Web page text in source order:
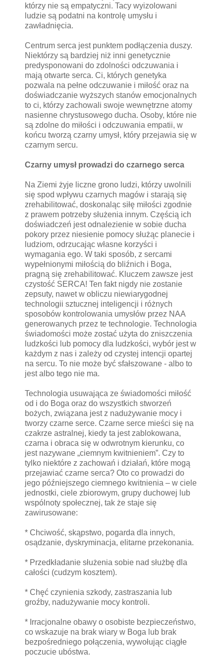
którzy nie są empatyczni. Tacy wyizolowani
ludzie są podatni na kontrolę umysłu i
zawładnięcia.
Centrum serca jest punktem podłączenia duszy.
Niektórzy są bardziej niż inni genetycznie
predysponowani do zdolności odczuwania i
mają otwarte serca. Ci, których genetyka
pozwala na pełne odczuwanie i miłość oraz na
doświadczanie wyższych stanów emocjonalnych
to ci, którzy zachowali swoje wewnętrzne atomy
nasienne chrystusowego ducha. Osoby, które nie
są zdolne do miłości i odczuwania empatii, w
końcu tworzą czarny umysł, który przejawia się w
czarnym sercu.
Czarny umysł prowadzi do czarnego serca
Na Ziemi żyje liczne grono ludzi, którzy uwolnili
się spod wpływu czarnych magów i starają się
zrehabilitować, doskonaląc siłę miłości zgodnie
z prawem potrzeby służenia innym. Częścią ich
doświadczeń jest odnalezienie w sobie ducha
pokory przez niesienie pomocy służąc planecie i
ludziom, odrzucając własne korzyści i
wymagania ego. W taki sposób, z sercami
wypełnionymi miłością do bliźnich i Boga,
pragną się zrehabilitować. Kluczem zawsze jest
czystość SERCA! Ten fakt nigdy nie zostanie
zepsuty, nawet w obliczu niewiarygodnej
technologii sztucznej inteligencji i różnych
sposobów kontrolowania umysłów przez NAA
generowanych przez te technologie. Technologia
świadomości może zostać użyta do zniszczenia
ludzkości lub pomocy dla ludzkości, wybór jest w
każdym z nas i zależy od czystej intencji opartej
na sercu. To nie może być sfałszowane - albo to
jest albo tego nie ma.
Technologia usuwająca ze świadomości miłość
od i do Boga oraz do wszystkich stworzeń
bożych, związana jest z nadużywanie mocy i
tworzy czarne serce. Czarne serce mieści się na
czakrze astralnej, kiedy ta jest zablokowana,
czarna i obraca się w odwrotnym kierunku, co
jest nazywane „ciemnym kwitnieniem”. Czy to
tylko niektóre z zachowań i działań, które mogą
przejawiać czarne serca? Oto co prowadzi do
jego późniejszego ciemnego kwitnienia – w ciele
jednostki, ciele zbiorowym, grupy duchowej lub
wspólnoty społecznej, tak że staje się
zawirusowane:
* Chciwość, skąpstwo, pogarda dla innych,
osądzanie, dyskryminacja, elitarne przekonania.
* Przedkładanie służenia sobie nad służbę dla
całości (cudzym kosztem).
* Chęć czynienia szkody, zastraszania lub
groźby, nadużywanie mocy kontroli.
* Irracjonalne obawy o osobiste bezpieczeństwo,
co wskazuje na brak wiary w Boga lub brak
bezpośredniego połączenia, wywołując ciągłe
poczucie ubóstwa.